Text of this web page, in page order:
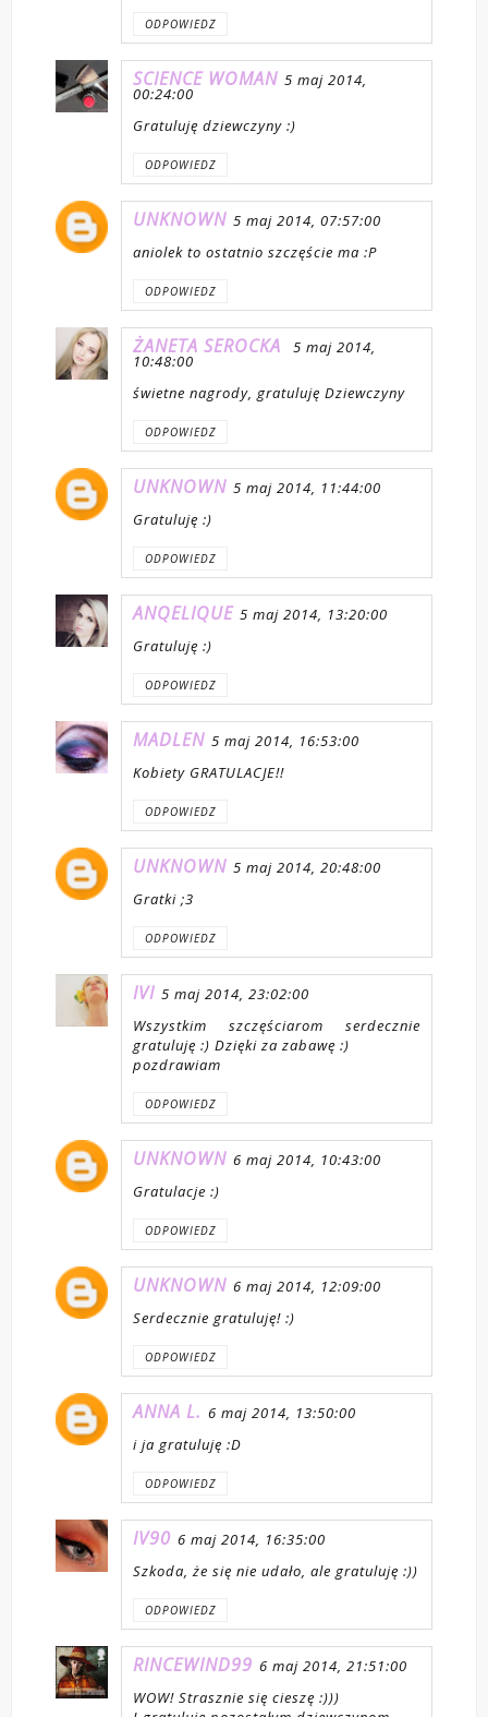
ODPOWIEDZ
SCIENCE WOMAN 5 maj 2014,
00:24:00
Gratuluję dziewczyny :)
ODPOWIEDZ
UNKNOWN 5 maj 2014, 07:57:00
aniolek to ostatnio szczęście ma :P
ODPOWIEDZ
ŻANETA SEROCKA 5 maj 2014,
10:48:00
świetne nagrody, gratuluję Dziewczyny
ODPOWIEDZ
UNKNOWN 5 maj 2014, 11:44:00
Gratuluję :)
ODPOWIEDZ
ANQELIQUE 5 maj 2014, 13:20:00
Gratuluję :)
ODPOWIEDZ
MADLEN 5 maj 2014, 16:53:00
Kobiety GRATULACJE!!
ODPOWIEDZ
UNKNOWN 5 maj 2014, 20:48:00
Gratki ;3
ODPOWIEDZ
IVI 5 maj 2014, 23:02:00
Wszystkim szczęściarom serdecznie
gratuluję :) Dzięki za zabawę :)
pozdrawiam
ODPOWIEDZ
UNKNOWN 6 maj 2014, 10:43:00
Gratulacje :)
ODPOWIEDZ
UNKNOWN 6 maj 2014, 12:09:00
Serdecznie gratuluję! :)
ODPOWIEDZ
ANNA L. 6 maj 2014, 13:50:00
i ja gratuluję :D
ODPOWIEDZ
IV90 6 maj 2014, 16:35:00
Szkoda, że się nie udało, ale gratuluję :))
ODPOWIEDZ
RINCEWIND99 6 maj 2014, 21:51:00
WOW! Strasznie się cieszę :)))